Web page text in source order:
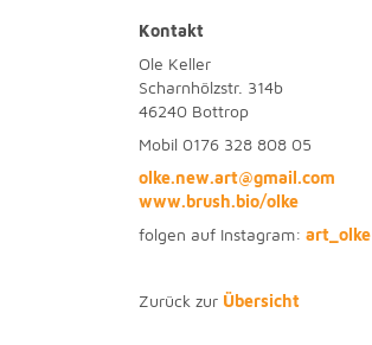
Kontakt
Ole Keller
Scharnhölzstr. 314b
46240 Bottrop
Mobil 0176 328 808 05
olke.new.art@gmail.com
www.brush.bio/olke
folgen auf Instagram: art_olke
Zurück zur Übersicht